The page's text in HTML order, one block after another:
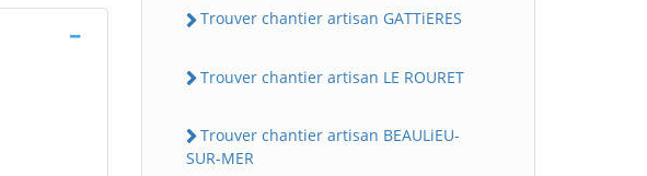
Trouver chantier artisan GATTiERES
Trouver chantier artisan LE ROURET
Trouver chantier artisan BEAULiEU-
SUR-MER